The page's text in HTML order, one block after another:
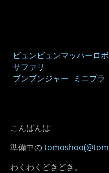
ビュンビュンマッハーロ
サファリ
ブンブンジャー
ミニプラ
こんばんは
準備中の
わくわくどきどき。